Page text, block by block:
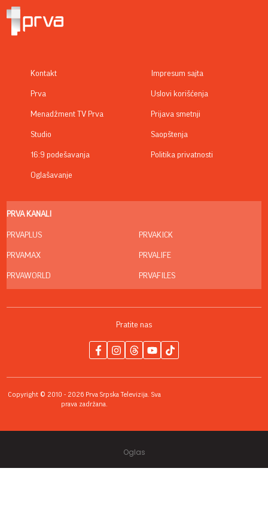
Kontakt
Prva
Menadžment TV Prva
Studio
16:9 podešavanja
Oglašavanje
Impresum sajta
Uslovi korišćenja
Prijava smetnji
Saopštenja
Politika privatnosti
PRVA KANALI
PRVAPLUS
PRVAMAX
PRVAWORLD
PRVAKICK
PRVALIFE
PRVAFILES
Pratite nas
Copyright © 2010 - 2026 Prva Srpska Televizija. Sva
prava zadržana.